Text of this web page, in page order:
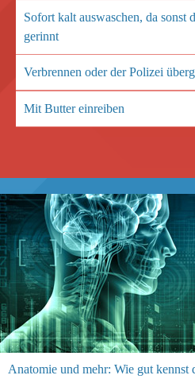
Sofort kalt auswaschen, da sonst
gerinnt
Verbrennen oder der Polizei
Mit Butter einreiben
Anatomie und mehr: Wie gut kennst